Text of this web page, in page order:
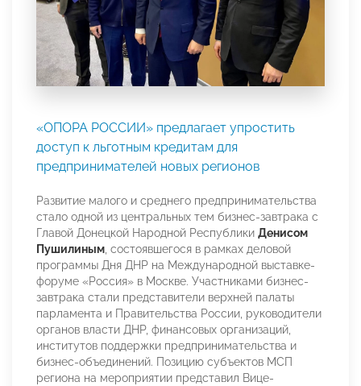
«ОПОРА РОССИИ» предлагает упростить
доступ к льготным кредитам для
предпринимателей новых регионов
Развитие малого и среднего предпринимательства
стало одной из центральных тем бизнес-завтрака с
Главой Донецкой Народной Республики Денисом
Пушилиным , состоявшегося в рамках деловой
программы Дня ДНР на Международной выставке-
форуме «Россия» в Москве. Участниками бизнес-
завтрака стали представители верхней палаты
парламента и Правительства России, руководители
органов власти ДНР, финансовых организаций,
институтов поддержки предпринимательства и
бизнес-объединений. Позицию субъектов МСП
региона на мероприятии представил Вице-